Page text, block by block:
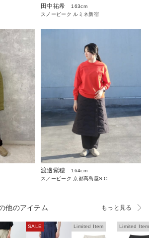
田中祐希
163cm
スノーピーク ルミネ新宿
渡邊紫穂
164cm
スノーピーク 京都高島屋S.C.
他のアイテム もっと見る
SALE Limited Item Limited Item